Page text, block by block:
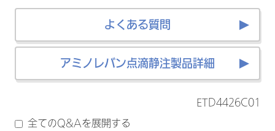
よくある質問
アミノレバン点滴静注製品詳細
ETD4426C01
全てのQ&Aを展開する